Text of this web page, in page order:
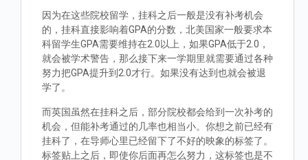
因为在这些院校留学，挂科之后一般是没有补考机会
的，挂科直接影响着GPA的分数，北美国家一般要求本
科留学生GPA需要维持在2.0以上，如果GPA低于2.0，
就会被学术警告，那么接下来一学期里就需要通过各种
努力把GPA提升到2.0才行。如果没有达到也就会被退
学了。
而英国虽然在挂科之后，部分院校都会给到一次补考的
机会，但能补考通过的几率也相当小。你想之前已经有
挂科了，在导师心里已经留下了不好的映象的标签了。
标签贴上之后，即使你后面再怎么努力，这标签也是不